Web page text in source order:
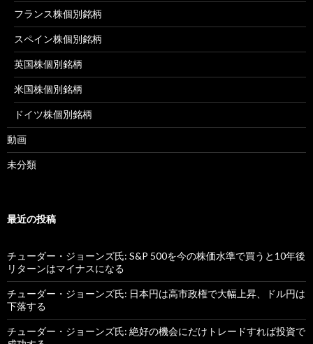
フランス株個別銘柄
スペイン株個別銘柄
英国株個別銘柄
米国株個別銘柄
ドイツ株個別銘柄
動画
未分類
最近の投稿
チューダー・ジョーンズ氏: S&P 500を今の株価水準で買うと10年後
リターンはマイナスになる
チューダー・ジョーンズ氏: 日本円は高市政権で大幅上昇、ドル円は
下落する
チューダー・ジョーンズ氏: 絶好の機会にだけトレードすれば投資で